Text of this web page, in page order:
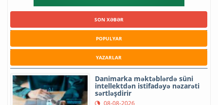
SON XƏBƏR
POPULYAR
YAZARLAR
Danimarka məktəblərdə süni
intellektdən istifadəyə nəzarəti
sərtləşdirir